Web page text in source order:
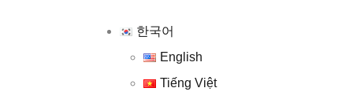
한국어
English
Tiếng Việt